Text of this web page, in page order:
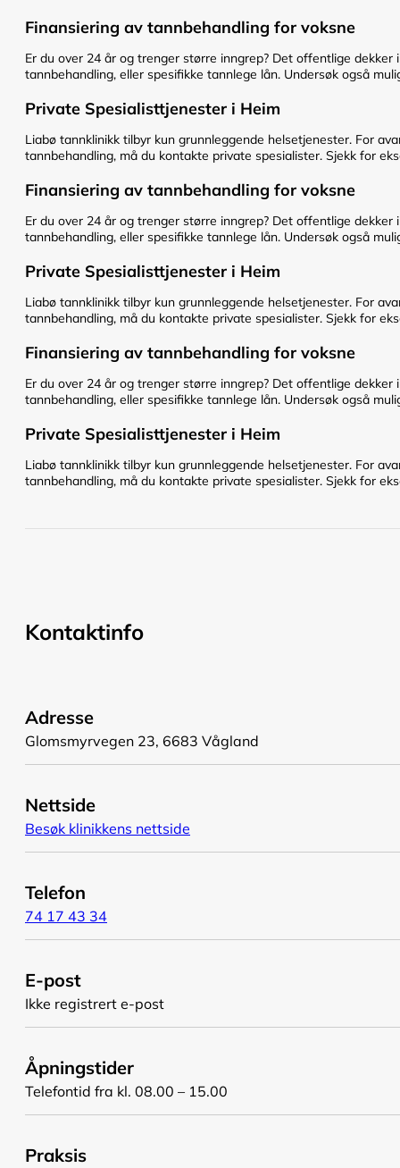
Finansiering av tannbehandling for voksne
Er du over 24 år og trenger større inngrep? Det offentlige
tannbehandling, eller spesifikke tannlege lån. Undersøk også
Private Spesialisttjenester i Heim
Liabø tannklinikk tilbyr kun grunnleggende helsetjenester. For
tannbehandling, må du kontakte private spesialister. Sjekk for
Finansiering av tannbehandling for voksne
Er du over 24 år og trenger større inngrep? Det offentlige
tannbehandling, eller spesifikke tannlege lån. Undersøk også
Private Spesialisttjenester i Heim
Liabø tannklinikk tilbyr kun grunnleggende helsetjenester. For
tannbehandling, må du kontakte private spesialister. Sjekk for
Finansiering av tannbehandling for voksne
Er du over 24 år og trenger større inngrep? Det offentlige
tannbehandling, eller spesifikke tannlege lån. Undersøk også
Private Spesialisttjenester i Heim
Liabø tannklinikk tilbyr kun grunnleggende helsetjenester. For
tannbehandling, må du kontakte private spesialister. Sjekk for
Kontaktinfo
Adresse
Glomsmyrvegen 23, 6683 Vågland
Åpningstider
Telefontid fra kl. 08.00 – 15.00
Telefon
74 17 43 34
Praksis
E-post
Ikke registrert e-post
Nettside
Besøk klinikkens nettside